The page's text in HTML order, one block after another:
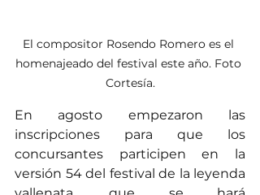
El compositor Rosendo Romero es el
homenajeado del festival este año. Foto
Cortesía.
En agosto empezaron las
inscripciones para que los
concursantes participen en la
versión 54 del festival de la leyenda